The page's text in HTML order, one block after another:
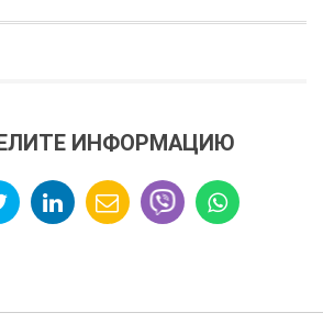
ИНФОРМАЦИЮ